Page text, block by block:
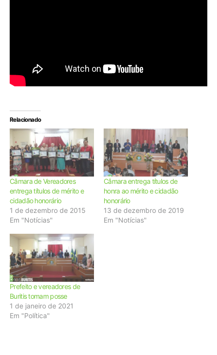
Relacionado
Câmara de Vereadores
entrega títulos de mérito e
cidadão honorário
1 de dezembro de 2015
Em "Notícias"
Câmara entrega títulos de
honra ao mérito e cidadão
honorário
13 de dezembro de 2019
Em "Notícias"
Prefeito e vereadores de
Buritis tomam posse
1 de janeiro de 2021
Em "Política"